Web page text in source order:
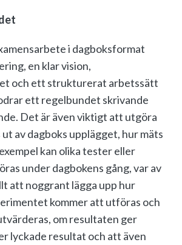
i dagboksformat
en klar vision,
och ett strukturerat arbetssätt
ett regelbundet skrivande
Det är även viktigt att utgöra
av dagboks upplägget, hur mäts
kan olika tester eller
under dagbokens gång, var av
att noggrant lägga upp hur
kommer att utföras och
om resultaten ger
lyckade resultat och att även